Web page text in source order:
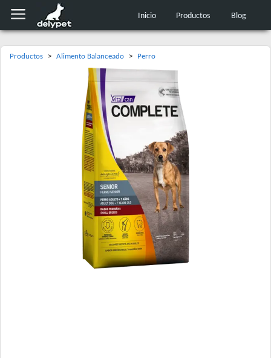
Inicio Productos Blog
Productos > Alimento Balanceado > Perro